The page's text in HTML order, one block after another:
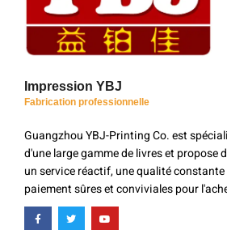
Impression YBJ
Fabrication professionnelle
Guangzhou YBJ-Printing Co. est
d'une large gamme de livres et propose
un service réactif, une qualité
paiement sûres et conviviales pour